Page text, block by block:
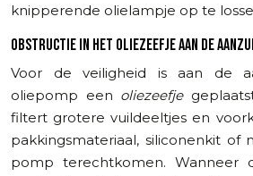
knipperende olielampje op te
OBSTRUCTIE IN HET OLIEZEEFJE AAN DE
Voor de veiligheid is aan de
oliepomp een oliezeefje
filtert grotere vuildeeltjes en
pakkingsmateriaal, siliconenkit of
pomp terechtkomen. Wanneer